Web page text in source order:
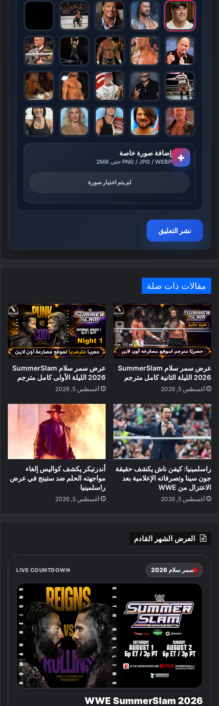
+ إضافة صورة خاصة
PNG / JPG / WEBP حتى 2MB
لم يتم اختيار صورة
مقالات ذات صلة
عرض سمر سلام SummerSlam
2026 الليلة الثانية كامل مترجم
أغسطس 5, 2026
عرض سمر سلام SummerSlam
2026 الليلة الأولى كامل مترجم
أغسطس 5, 2026
راسلمينيا: كيفن ناش يكشف حقيقة
جون سينا وتصرفاته الإعلامية بعد
الاعتزال من WWE
أغسطس 5, 2026
أندرتيكر يكشف كواليس إلغاء
مواجهته الحلم ضد ستينج في عرض
راسلمينيا
أغسطس 5, 2026
العرض الشهر القادم
سمر سلام 2026 LIVE COUNTDOWN
WWE SummerSlam 2026